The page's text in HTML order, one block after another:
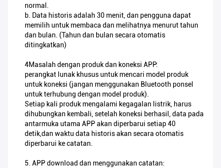
normal.
b. Data historis adalah 30 menit, dan pengguna dapat
memilih untuk membaca dan melihatnya menurut tahun
dan bulan. (Tahun dan bulan secara otomatis
ditingkatkan)
4Masalah dengan produk dan koneksi APP:
perangkat lunak khusus untuk mencari model produk
untuk koneksi (jangan menggunakan Bluetooth ponsel
untuk terhubung dengan model produk).
Setiap kali produk mengalami kegagalan listrik, harus
dihubungkan kembali, setelah koneksi berhasil, data pada
antarmuka utama APP akan diperbarui setiap 40
detik,dan waktu data historis akan secara otomatis
diperbarui ke catatan.
5. APP download dan menggunakan catatan: